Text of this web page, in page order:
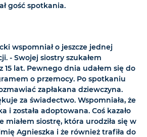
gość spotkania.
wspomniał o jeszcze jednej
- Swojej siostry szukałem
15 lat. Pewnego dnia udałem się do
o przemocy. Po spotkaniu
zapłakana dziewczyna.
za świadectwo. Wspomniała, że
i została adoptowana. Coś kazało
miałem siostrę, która urodziła się w
Agnieszka i że również trafiła do